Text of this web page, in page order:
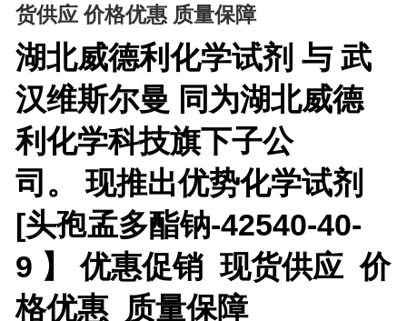
货供应 价格优惠 质量保障
湖北威德利化学试剂 与 武
汉维斯尔曼 同为湖北威德
利化学科技旗下子公
司。 现推出优势化学试剂
[头孢孟多酯钠-42540-40-
9 】 优惠促销 现货供应 价
格优惠 质量保障